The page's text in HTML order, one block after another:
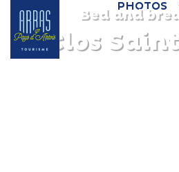
Bed and
Le Clos
PHOTOS